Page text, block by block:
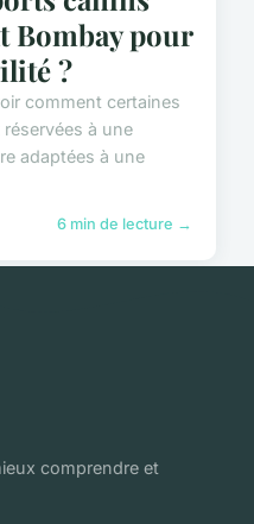
Bombay pour
?
comment certaines
à une
adaptées à une
6 min de lecture →
comprendre et